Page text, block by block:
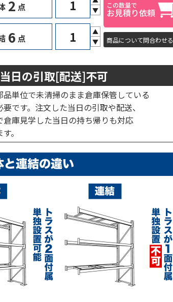
2 点
▼
6 点
▲
▼
商品について問合わせる
日の引取[配送]不可
品単位で未清掃のまま倉庫保管している
です。注文した当日の引取や配送、
倉庫見学した当日の持ち帰りも対応
。